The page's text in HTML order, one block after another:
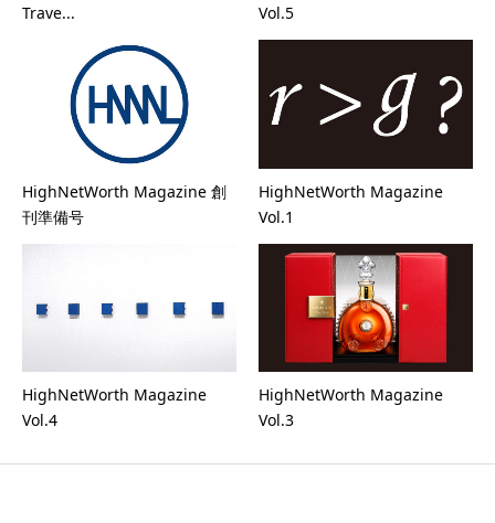
Trave...
Vol.5
HighNetWorth Magazine 創
刊準備号
HighNetWorth Magazine
Vol.1
HighNetWorth Magazine
Vol.4
HighNetWorth Magazine
Vol.3